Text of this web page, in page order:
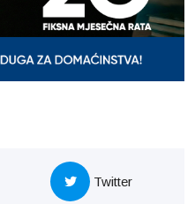
Twitter